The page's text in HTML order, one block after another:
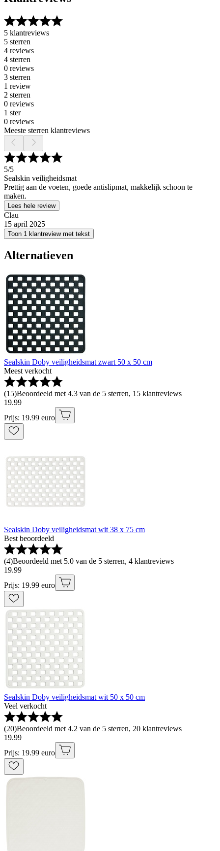
5 klantreviews
5 sterren
4 reviews
4 sterren
0 reviews
3 sterren
1 review
2 sterren
0 reviews
1 ster
0 reviews
Meeste sterren klantreviews
5/5
Sealskin veiligheidsmat
Prettig aan de voeten, goede antislipmat, makkelijk schoon te
maken.
Lees hele review
Clau
15 april 2025
Toon 1 klantreview met tekst
Alternatieven
Sealskin Doby veiligheidsmat zwart 50 x 50 cm
Meest verkocht
(15)Beoordeeld met 4.3 van de 5 sterren, 15 klantreviews
19.99
Prijs: 19.99 euro
Sealskin Doby veiligheidsmat wit 38 x 75 cm
Best beoordeeld
(4)Beoordeeld met 5.0 van de 5 sterren, 4 klantreviews
19.99
Prijs: 19.99 euro
Sealskin Doby veiligheidsmat wit 50 x 50 cm
Veel verkocht
(20)Beoordeeld met 4.2 van de 5 sterren, 20 klantreviews
19.99
Prijs: 19.99 euro